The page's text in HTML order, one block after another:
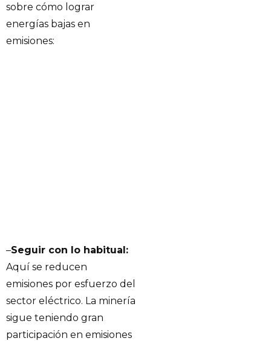
sobre cómo lograr
energías bajas en
emisiones:
–Seguir con lo habitual:
Aquí se reducen
emisiones por esfuerzo del
sector eléctrico. La minería
sigue teniendo gran
participación en emisiones